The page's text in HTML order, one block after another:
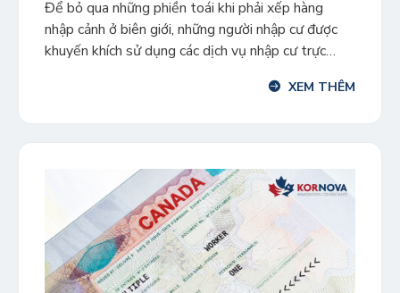
Để bỏ qua những phiền toái khi phải xếp hàng
nhập cảnh ở biên giới, những người nhập cư được
khuyến khích sử dụng các dịch vụ nhập cư trực
nhập cư tại các cửa khẩu biên giới cũng tăng theo.
XEM THÊM